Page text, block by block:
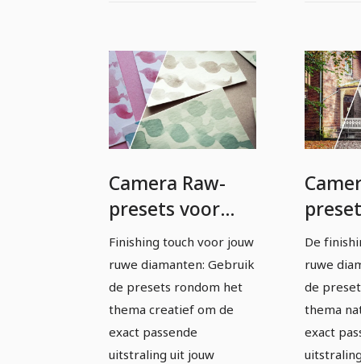
Camera Raw-
presets voor
fotografen en
beeldbewerkers:
creatief
Finishing touch voor jouw
ruwe diamanten: Gebruik
de presets rondom het
thema creatief om de
exact passende
uitstraling uit jouw
De
ruwe
de
thema
exact